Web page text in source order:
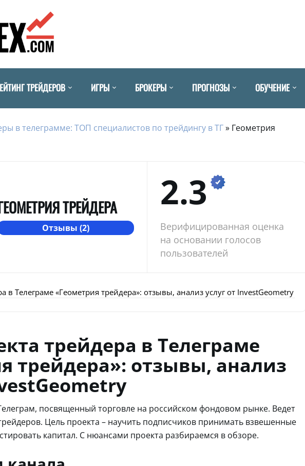
ТРЕЙДЕРОВ ИГРЫ БРОКЕРЫ ПРОГНОЗЫ ОБУЧЕНИЕ
в телеграмме: ТОП специалистов по трейдингу в ТГ» Геометрия
ТРЕЙДЕРА
Отзывы (2)
2.3
Верифицированная оценка
на основании голосов
пользователей
в Телеграме «Геометрия трейдера»: отзывы, анализ услуг от InvestGeometry
трейдера в Телеграме
трейдера»: отзывы, анализ
посвященный торговле на российском фондовом рынке. Ведет
Цель проекта – научить подписчиков принимать взвешенные
капитал. С нюансами проекта разбираемся в обзоре.